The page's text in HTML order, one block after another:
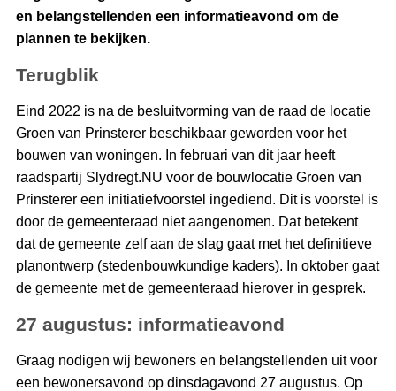
en belangstellenden een informatieavond om de
plannen te bekijken.
Terugblik
Eind 2022 is na de besluitvorming van de raad de locatie
Groen van Prinsterer beschikbaar geworden voor het
bouwen van woningen. In februari van dit jaar heeft
raadspartij Slydregt.NU voor de bouwlocatie Groen van
Prinsterer een initiatiefvoorstel ingediend. Dit is voorstel is
door de gemeenteraad niet aangenomen. Dat betekent
dat de gemeente zelf aan de slag gaat met het definitieve
planontwerp (stedenbouwkundige kaders). In oktober gaat
de gemeente met de gemeenteraad hierover in gesprek.
27 augustus: informatieavond
Graag nodigen wij bewoners en belangstellenden uit voor
een bewonersavond op dinsdagavond 27 augustus. Op